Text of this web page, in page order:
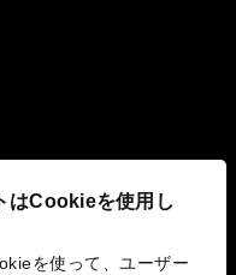
はCookieを使用し
を使って、ユーザー